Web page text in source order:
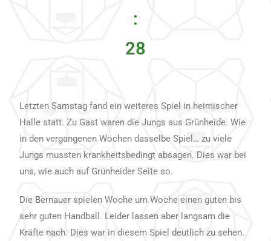
:
28
Letzten Samstag fand ein weiteres Spiel in heimischer
Halle statt. Zu Gast waren die Jungs aus Grünheide. Wie
in den vergangenen Wochen dasselbe Spiel… zu viele
Jungs mussten krankheitsbedingt absagen. Dies war bei
uns, wie auch auf Grünheider Seite so.
Die Bernauer spielen Woche um Woche einen guten bis
sehr guten Handball. Leider lassen aber langsam die
Kräfte nach. Dies war in diesem Spiel deutlich zu sehen.